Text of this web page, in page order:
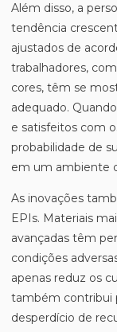
Além disso, a
tendência
ajustados de
trabalhadores,
cores, têm se
adequado.
e satisfeitos com
probabilidade de
em um ambiente
As inovações
EPIs. Materiais
avançadas têm
condições
apenas reduz os
também contribui
desperdício de